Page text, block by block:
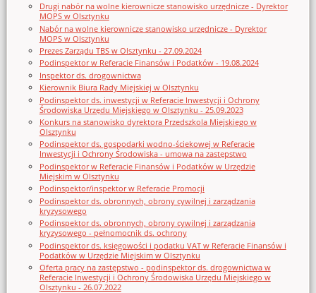
Drugi nabór na wolne kierownicze stanowisko urzędnicze - Dyrektor
MOPS w Olsztynku
Nabór na wolne kierownicze stanowisko urzędnicze - Dyrektor
MOPS w Olsztynku
Prezes Zarządu TBS w Olsztynku - 27.09.2024
Podinspektor w Referacie Finansów i Podatków - 19.08.2024
Inspektor ds. drogownictwa
Kierownik Biura Rady Miejskiej w Olsztynku
Podinspektor ds. inwestycji w Referacie Inwestycji i Ochrony
Środowiska Urzędu Miejskiego w Olsztynku - 25.09.2023
Konkurs na stanowisko dyrektora Przedszkola Miejskiego w
Olsztynku
Podinspektor ds. gospodarki wodno-ściekowej w Referacie
Inwestycji i Ochrony Środowiska - umowa na zastępstwo
Podinspektor w Referacie Finansów i Podatków w Urzędzie
Miejskim w Olsztynku
Podinspektor/inspektor w Referacie Promocji
Podinspektor ds. obronnych, obrony cywilnej i zarządzania
kryzysowego
Podinspektor ds. obronnych, obrony cywilnej i zarządzania
kryzysowego - pełnomocnik ds. ochrony
Podinspektor ds. księgowości i podatku VAT w Referacie Finansów i
Podatków w Urzędzie Miejskim w Olsztynku
Oferta pracy na zastępstwo - podinspektor ds. drogownictwa w
Referacie Inwestycji i Ochrony Środowiska Urzędu Miejskiego w
Olsztynku - 26.07.2022